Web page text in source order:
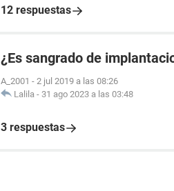
12 respuestas
¿Es sangrado de
A_2001 - 2 jul 2019 a las 08:26
Lalila - 31 ago 2023 a las 03:48
3 respuestas